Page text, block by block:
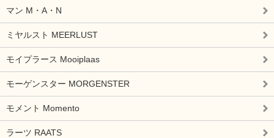
マン M・A・N
ミヤルスト MEERLUST
モイプラース Mooiplaas
モーゲンスター MORGENSTER
モメント Momento
ラーツ RAATS